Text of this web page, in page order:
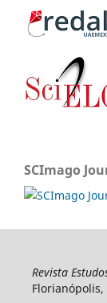
SCImago
Revista
Florianópolis,